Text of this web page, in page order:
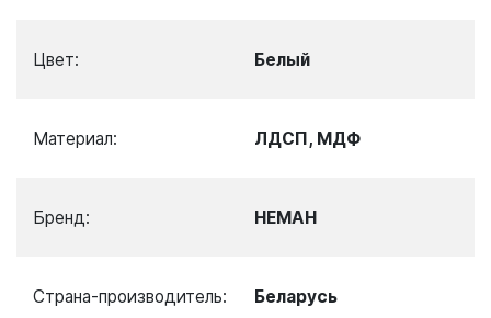
Цвет: Белый
Материал: ЛДСП, МДФ
Бренд: НЕМАН
Страна-производитель: Беларусь